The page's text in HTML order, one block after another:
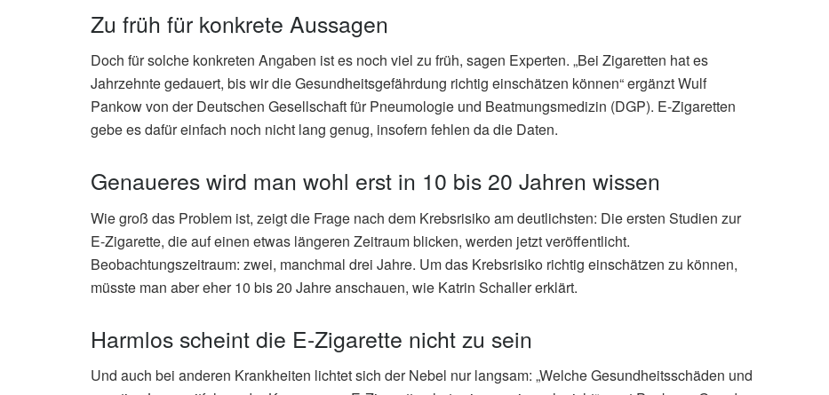
Zu früh für konkrete Aussagen
Doch für solche konkreten Angaben ist es noch viel zu früh, sagen Experten. „Bei Zigaretten hat es
Jahrzehnte gedauert, bis wir die Gesundheitsgefährdung richtig einschätzen können“ ergänzt Wulf
Pankow von der Deutschen Gesellschaft für Pneumologie und Beatmungsmedizin (DGP). E-Zigaretten
gebe es dafür einfach noch nicht lang genug, insofern fehlen da die Daten.
Genaueres wird man wohl erst in 10 bis 20 Jahren wissen
Wie groß das Problem ist, zeigt die Frage nach dem Krebsrisiko am deutlichsten: Die ersten Studien zur
E-Zigarette, die auf einen etwas längeren Zeitraum blicken, werden jetzt veröffentlicht.
Beobachtungszeitraum: zwei, manchmal drei Jahre. Um das Krebsrisiko richtig einschätzen zu können,
müsste man aber eher 10 bis 20 Jahre anschauen, wie Katrin Schaller erklärt.
Harmlos scheint die E-Zigarette nicht zu sein
Und auch bei anderen Krankheiten lichtet sich der Nebel nur langsam: „Welche Gesundheitsschäden und